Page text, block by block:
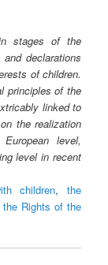
stages of the
declarations
of children.
principles of the
linked to
the realization
level,
level in recent
children, the
the Rights of the